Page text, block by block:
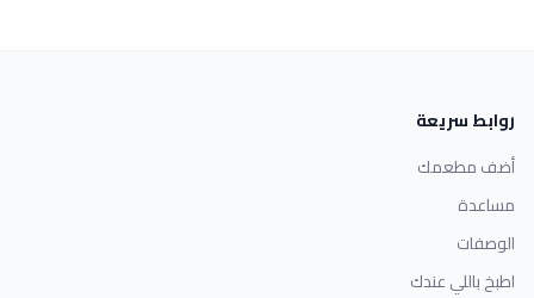
روابط سريعة
أضف مطعمك
مساعدة
الوصفات
اطبخ باللي عندك